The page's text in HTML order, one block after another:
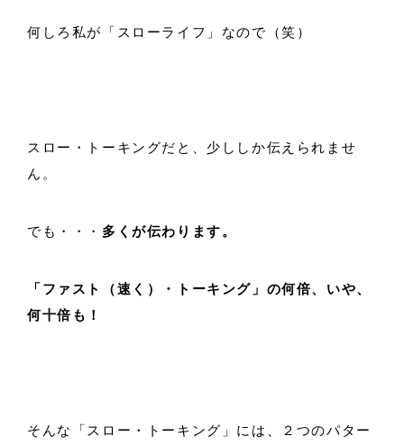
何しろ私が「スローライフ」なので（笑）
スロー・トーキングだと、少ししか伝えられませ
ん。
でも・・・ 多くが伝わります。
「ファスト（速く）・トーキング」の何倍、いや、
何十倍も！
そんな「スロー・トーキング」には、２つのパター